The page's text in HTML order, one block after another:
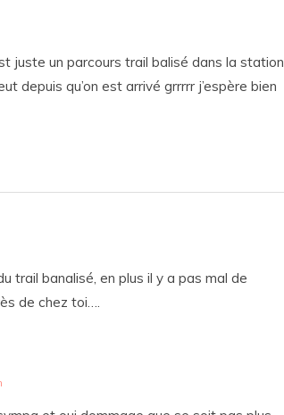
juste un parcours trail balisé dans la station
depuis qu’on est arrivé grrrrr j’espère bien
trail banalisé, en plus il y a pas mal de
de chez toi….